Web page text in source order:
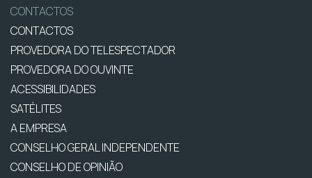
CONTACTOS
CONTACTOS
PROVEDORA DO TELESPECTADOR
PROVEDORA DO OUVINTE
ACESSIBILIDADES
SATÉLITES
A EMPRESA
CONSELHO GERAL INDEPENDENTE
CONSELHO DE OPINIÃO